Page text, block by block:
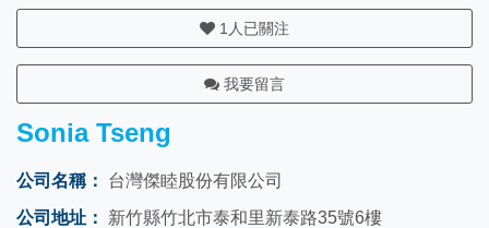
1 人已關注
我要留言
Sonia Tseng
公司名稱：
台灣傑睦股份有限公司
公司地址：
新竹縣竹北市泰和里新泰路35號6樓